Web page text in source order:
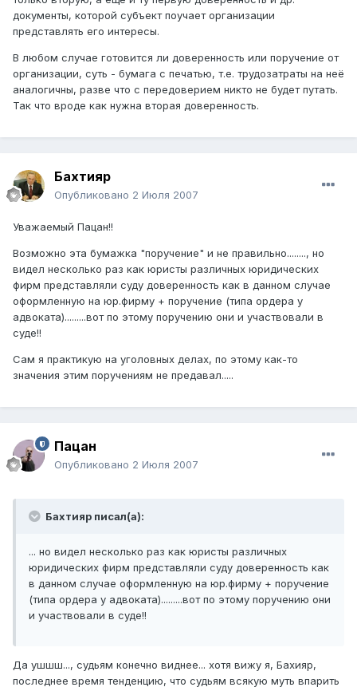
документы, которой субъект поучает организации
представлять его интересы.
В любом случае готовится ли доверенность или поручение от
организации, суть - бумага с печатью, т.е. трудозатраты на неё
аналогичны, разве что с передоверием никто не будет путать.
Так что вроде как нужна вторая доверенность.
Бахтияр
Опубликовано 2 Июля 2007
Уважаемый Пацан!!
Возможно эта бумажка "поручение" и не правильно........, но
видел несколько раз как юристы различных юридических
фирм представляли суду доверенность как в данном случае
оформленную на юр.фирму + поручение (типа ордера у
адвоката).........вот по этому поручению они и участвовали в
суде!!
Сам я практикую на уголовных делах, по этому как-то
значения этим поручениям не предавал.....
Пацан
Опубликовано 2 Июля 2007
Бахтияр писал(а):
... но видел несколько раз как юристы различных
юридических фирм представляли суду доверенность как
в данном случае оформленную на юр.фирму + поручение
(типа ордера у адвоката).........вот по этому поручению они
и участвовали в суде!!
Да ушшш..., судьям конечно виднее... хотя вижу я, Бахияр,
последнее время тенденцию, что судьям всякую муть впарить